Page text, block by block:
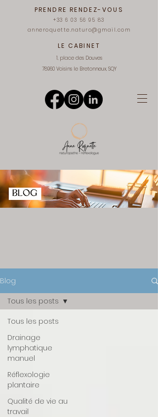
PRENDRE RENDEZ-VOUS
+33 6 03 56 95 83
anneroquette.naturo@gmail.com
LE CABINET
1, place des Douves
78960 Voisins le Bretonneux, SQY
Blog
Tous les posts
Drainage
lymphatique
manuel
Réflexologie
plantaire
Qualité de vie au
travail
Tous les posts